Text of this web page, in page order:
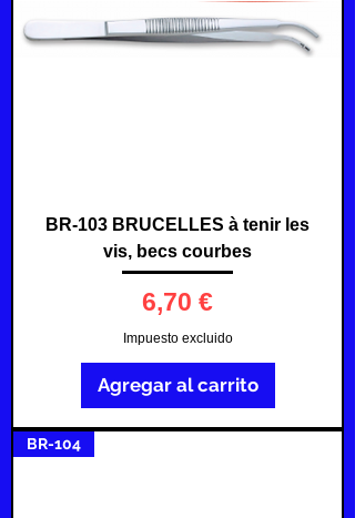
BR-103 BRUCELLES à tenir les
vis, becs courbes
Precio
6,70 €
Impuesto excluido
Agregar al carrito
BR-104